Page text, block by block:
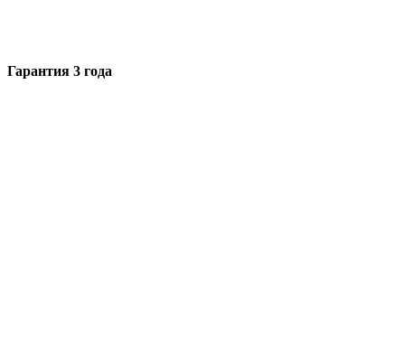
Гарантия 3 года